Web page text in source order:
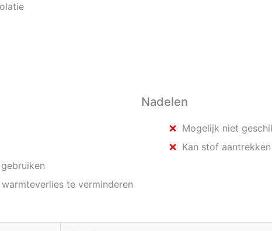
te verminderen
Nadelen
Mogelijk niet
Kan stof